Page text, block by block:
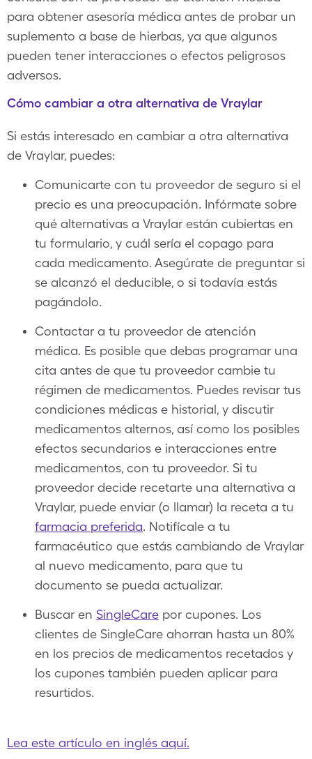
para obtener asesoría médica antes de probar un
suplemento a base de hierbas, ya que algunos
pueden tener interacciones o efectos peligrosos
adversos.
Cómo cambiar a otra alternativa de Vraylar
Si estás interesado en cambiar a otra alternativa
de Vraylar, puedes:
Comunicarte con tu proveedor de seguro si el
precio es una preocupación. Infórmate sobre
qué alternativas a Vraylar están cubiertas en
tu formulario, y cuál sería el copago para
cada medicamento. Asegúrate de preguntar si
se alcanzó el deducible, o si todavía estás
pagándolo.
Contactar a tu proveedor de atención
médica. Es posible que debas programar una
cita antes de que tu proveedor cambie tu
régimen de medicamentos. Puedes revisar tus
condiciones médicas e historial, y discutir
medicamentos alternos, así como los posibles
efectos secundarios e interacciones entre
medicamentos, con tu proveedor. Si tu
proveedor decide recetarte una alternativa a
Vraylar, puede enviar (o llamar) la receta a tu
farmacia preferida. Notifícale a tu
farmacéutico que estás cambiando de Vraylar
al nuevo medicamento, para que tu
documento se pueda actualizar.
Buscar en SingleCare por cupones. Los
clientes de SingleCare ahorran hasta un 80%
en los precios de medicamentos recetados y
los cupones también pueden aplicar para
resurtidos.
Lea este artículo en inglés aquí.